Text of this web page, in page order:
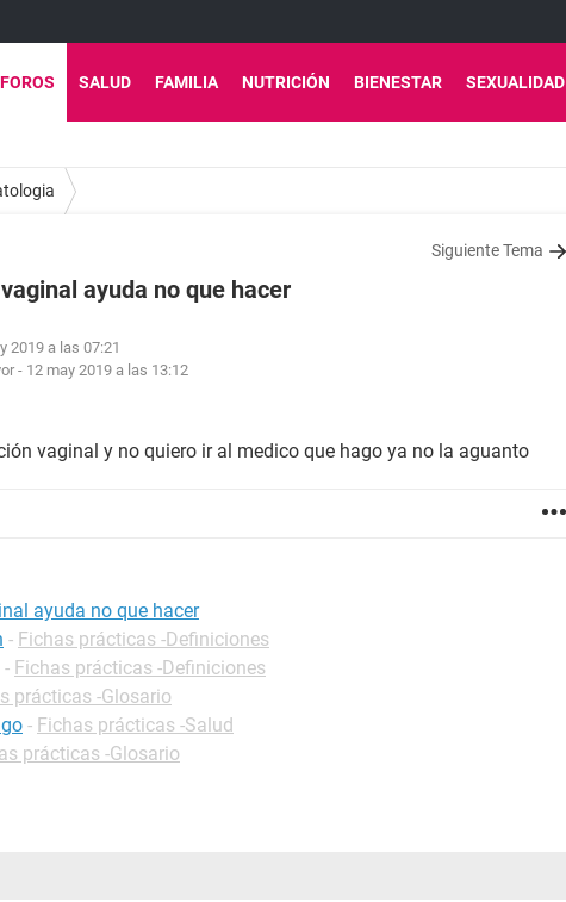
FOROS SALUD FAMILIA NUTRICIÓN BIENESTAR SEXUALIDAD
Siguiente Tema
ayuda no que hacer
2019 a las 07:21
- 12 may 2019 a las 13:12
vaginal y no quiero ir al medico que hago ya no la aguanto
ayuda no que hacer
- Fichas prácticas -Definiciones
- Fichas prácticas -Definiciones
prácticas -Glosario
- Fichas prácticas -Salud
prácticas -Glosario